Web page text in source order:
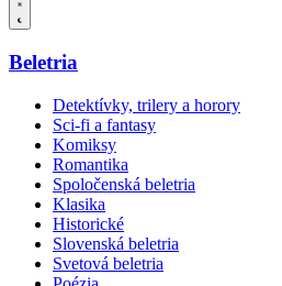
Beletria
Detektívky, trilery a horory
Sci-fi a fantasy
Komiksy
Romantika
Spoločenská beletria
Klasika
Historické
Slovenská beletria
Svetová beletria